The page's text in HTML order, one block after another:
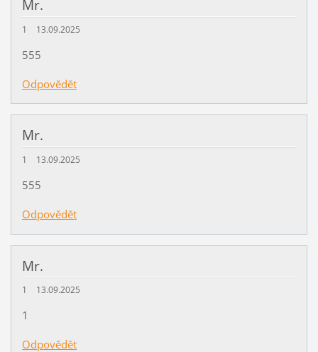
Mr.
1 13.09.2025
555
Odpovědět
Mr.
1 13.09.2025
555
Odpovědět
Mr.
1 13.09.2025
1
Odpovědět